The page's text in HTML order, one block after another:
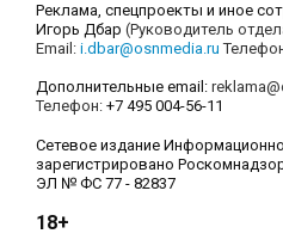
Реклама, спецпроекты и иное
Игорь Дбар (Руководитель
Email: i.dbar@osnmedia.ru
Дополнительные email:
Телефон: +7 495 004-56-11
Сетевое издание
зарегистрировано
ЭЛ № ФС 77 - 82837
18+